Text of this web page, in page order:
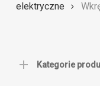
elektryczne
Kategorie